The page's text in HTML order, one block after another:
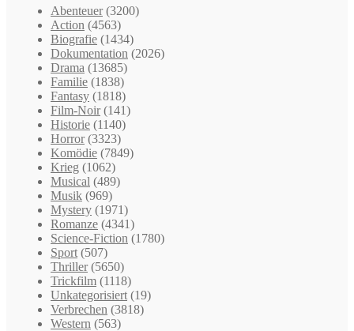
Abenteuer (3200)
Action (4563)
Biografie (1434)
Dokumentation (2026)
Drama (13685)
Familie (1838)
Fantasy (1818)
Film-Noir (141)
Historie (1140)
Horror (3323)
Komödie (7849)
Krieg (1062)
Musical (489)
Musik (969)
Mystery (1971)
Romanze (4341)
Science-Fiction (1780)
Sport (507)
Thriller (5650)
Trickfilm (1118)
Unkategorisiert (19)
Verbrechen (3818)
Western (563)